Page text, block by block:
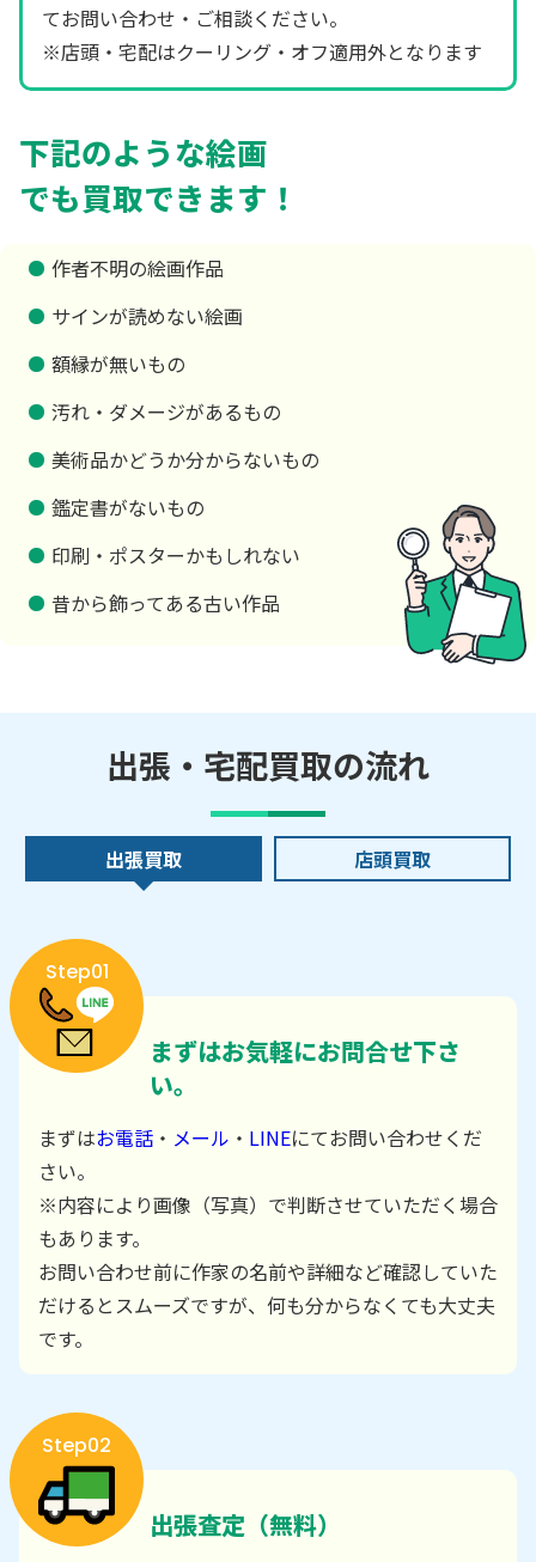
てお問い合わせ・ご相談ください。
※店頭・宅配はクーリング・オフ適用外となります
下記のような絵画
でも買取できます！
作者不明の絵画作品
サインが読めない絵画
額縁が無いもの
汚れ・ダメージがあるもの
美術品かどうか分からないもの
鑑定書がないもの
印刷・ポスターかもしれない
昔から飾ってある古い作品
出張・宅配買取の流れ
出張買取 店頭買取
Step01
まずはお気軽にお問合せ下さ
い。
まずはお電話 ・ メール ・ LINEにてお問い合わせくだ
さい。
※内容により画像（写真）で判断させていただく場合
もあります。
お問い合わせ前に作家の名前や詳細など確認していた
だけるとスムーズですが、何も分からなくても大丈夫
です。
Step02
出張査定（無料）